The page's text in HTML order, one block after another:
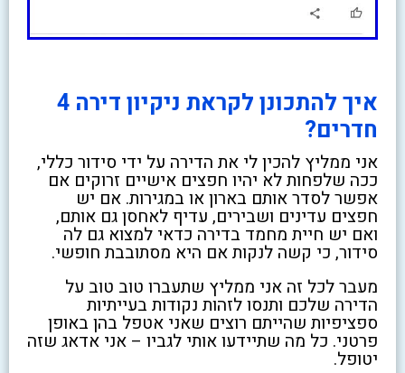
איך להתכונן לקראת ניקיון דירה 4
חדרים?
אני ממליץ להכין לי את הדירה על ידי סידור כללי,
ככה שלפחות לא יהיו חפצים אישיים זרוקים אם
אפשר לסדר אותם בארון או במגירות. אם יש
חפצים עדינים ושבירים, עדיף לאחסן גם אותם,
ואם יש חיית מחמד בדירה כדאי למצוא גם לה
סידור, כי קשה לנקות אם היא מסתובבת חופשי.
מעבר לכל זה אני ממליץ שתעברו טוב טוב על
הדירה שלכם ותנסו לזהות נקודות בעייתיות
ספציפיות שהייתם רוצים שאני אטפל בהן באופן
פרטני. כל מה שתיידעו אותי לגביו – אני אדאג שזה
יטופל.